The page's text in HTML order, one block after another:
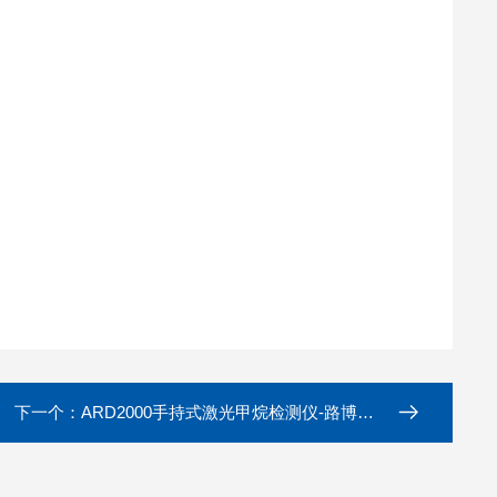
下一个： ARD2000手持式激光甲烷检测仪-路博推荐